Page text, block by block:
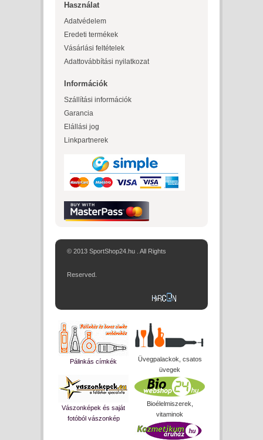
Használat
Adatvédelem
Eredeti termékek
Vásárlási feltételek
Adattovábbítási nyilatkozat
Információk
Szállítási információk
Garancia
Elállási jog
Linkpartnerek
© 2013 SportShop24.hu . All Rights
Reserved.
Pálinkás címkék
Üvegpalackok, csatos
üvegek
Vászonképek és saját
fotóból vászonkép
Bioélelmiszerek,
vitaminok